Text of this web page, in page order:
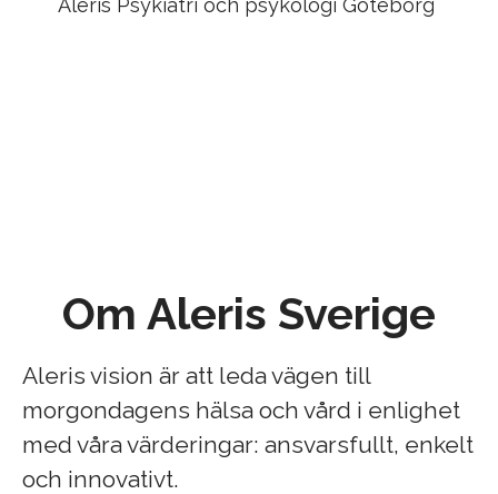
Aleris Psykiatri och psykologi Göteborg
Om Aleris Sverige
Aleris vision är att leda vägen till
morgondagens hälsa och vård i enlighet
med våra värderingar: ansvarsfullt, enkelt
och innovativt.